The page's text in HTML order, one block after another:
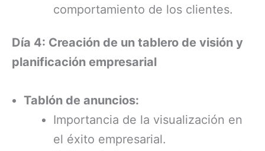
comportamiento de los clientes.
Día 4: Creación de un tablero de visión y
planificación empresarial
Tablón de anuncios:
Importancia de la visualización en
el éxito empresarial.